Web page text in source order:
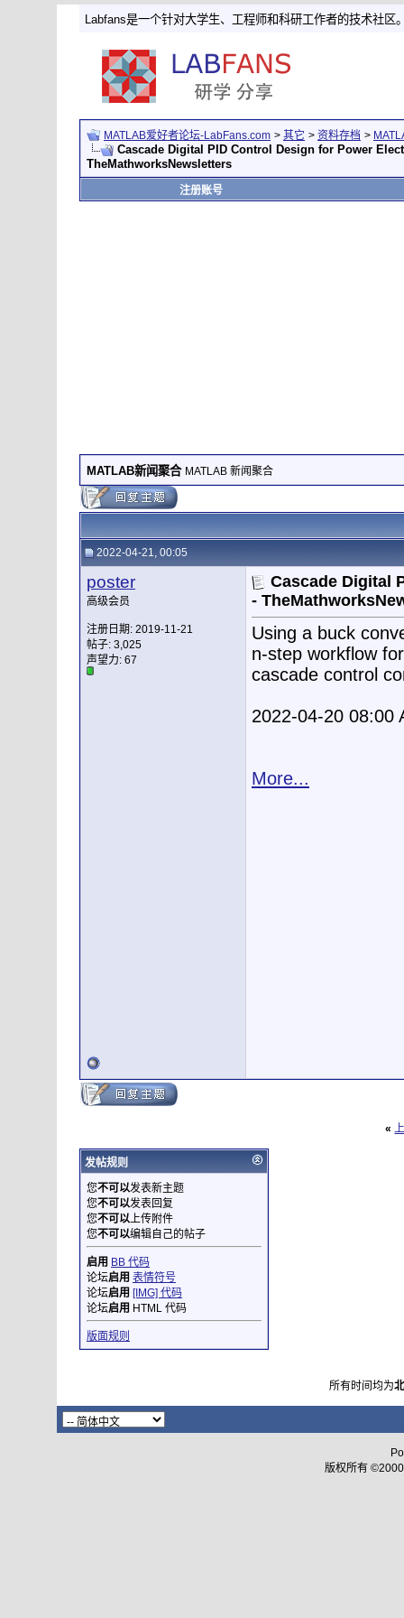
Labfans是一个针对大学生、工程师和科研工作者的技术社区
MATLAB爱好者论坛-LabFans.com > 其它 > 资料存档 >
Cascade Digital PID Control Design for Power
TheMathworksNewsletters
注册账号
MATLAB新闻聚合 MATLAB 新闻聚合
2022-04-21, 00:05
poster
高级会员
注册日期: 2019-11-21
帖子: 3,025
声望力: 67
Cascade Digital
-
Using a buck
n-step workflow
cascade control
2022-04-20 08:00
More...
«
发帖规则
您不可以发表新主题
您不可以发表回复
您不可以上传附件
您不可以编辑自己的帖子
启用 BB 代码
论坛启用 表情符号
论坛启用 [IMG] 代码
论坛启用 HTML 代码
版面规则
所有时间均为
版权所有